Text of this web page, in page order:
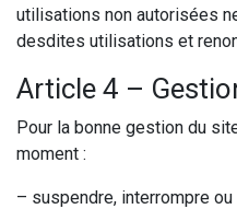
utilisations non autorisées
desdites utilisations et
Article 4 –
Pour la bonne gestion du
moment :
– suspendre, interrompre